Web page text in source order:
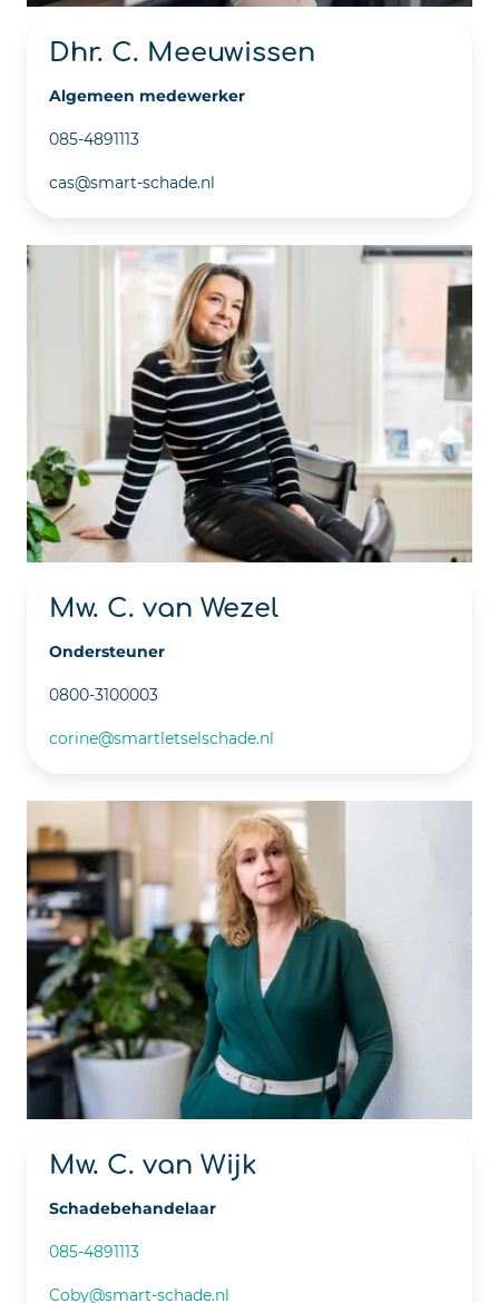
Dhr. C. Meeuwissen
Algemeen medewerker
085-4891113
cas@smart-schade.nl
Mw. C. van Wezel
Ondersteuner
0800-3100003
corine@smartletselschade.nl
Mw. C. van Wijk
Schadebehandelaar
085-4891113
Coby@smart-schade.nl